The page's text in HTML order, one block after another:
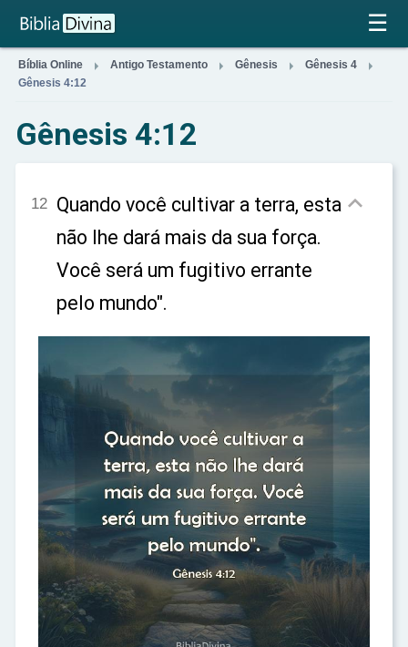
×
☰
Bíblia Online  Antigo Testamento  Gênesis  Gênesis 4 
Gênesis 4:12
Gênesis 4:12
12 Quando você cultivar a terra, esta
não lhe dará mais da sua força.
Você será um fugitivo errante
pelo mundo".
